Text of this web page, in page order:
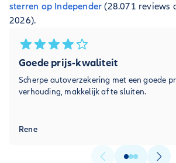
sterren op Independer (28.071 reviews
2026).
Goede prijs-kwaliteit
Scherpe autoverzekering met een goede
verhouding, makkelijk af te sluiten.
Rene